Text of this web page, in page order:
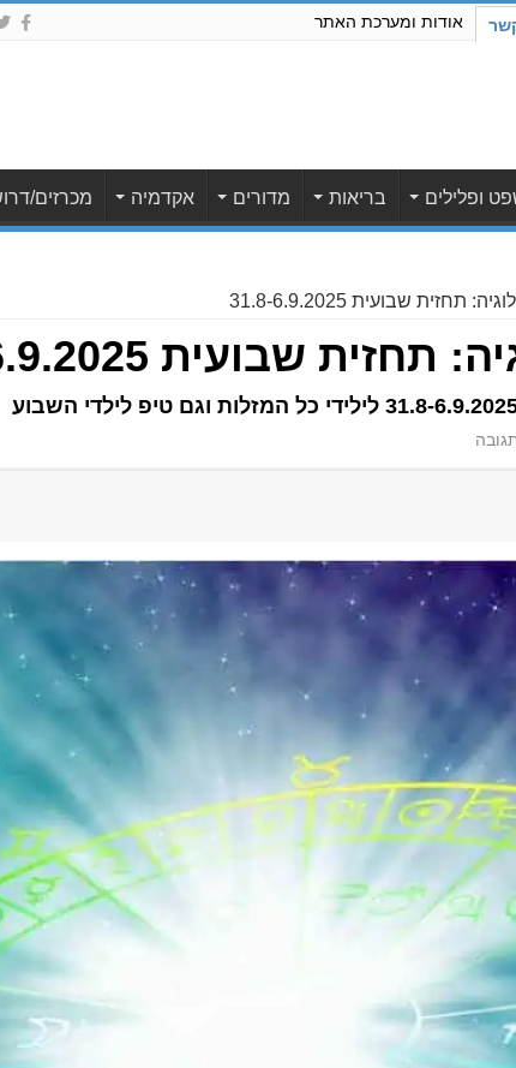
אודות ומערכת האתר
ופלילים בריאות מדורים אקדמיה מכרזים/
תחזית שבועית 31.8-6.9.2025
שבועית 31.8-6.9.2025